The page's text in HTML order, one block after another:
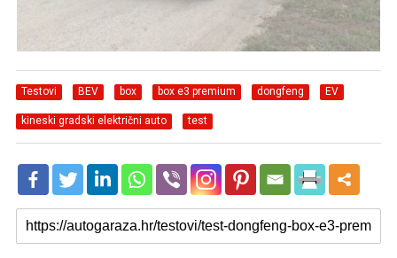
Testovi BEV box box e3 premium dongfeng EV
kineski gradski električni auto test